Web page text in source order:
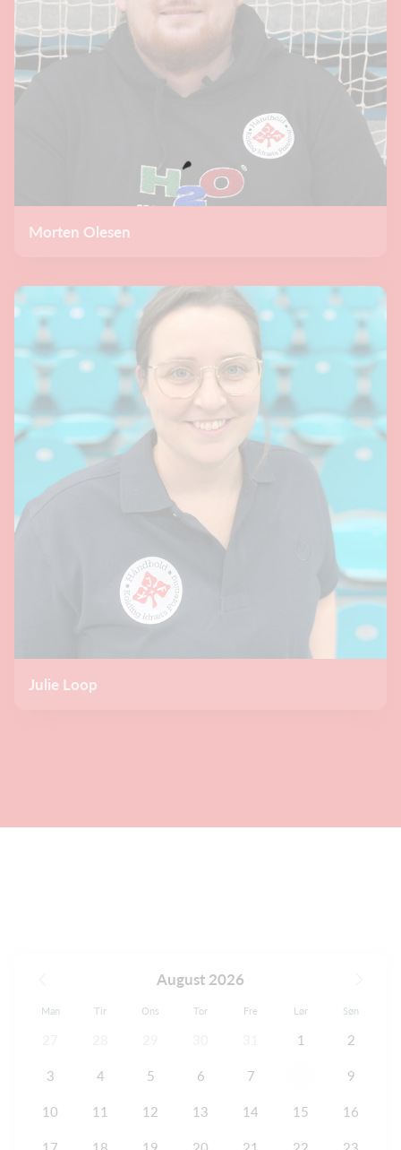
Morten Olesen
Julie Loop
August 2026
Man Tir Ons Tor Fre Lør Søn
1 2
3 4 5 6 7 9
10 11 12 13 14 15 16